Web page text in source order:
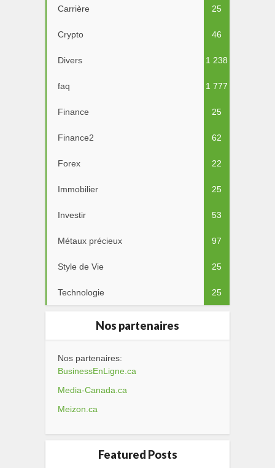
Carrière 25
Crypto 46
Divers 1 238
faq 1 777
Finance 25
Finance2 62
Forex 22
Immobilier 25
Investir 53
Métaux précieux 97
Style de Vie 25
Technologie 25
Nos partenaires
Nos partenaires:
BusinessEnLigne.ca
Media-Canada.ca
Meizon.ca
Featured Posts